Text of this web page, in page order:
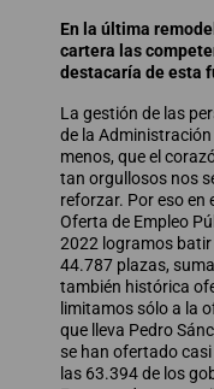
En la última
cartera las
destacaría de esta
La gestión de las
de la
menos, que el
tan orgullosos nos
reforzar. Por eso
Oferta de Empleo
2022 logramos
44.787 plazas,
también histórica
limitamos sólo a la
que lleva Pedro
se han ofertado
las 63.394 de los